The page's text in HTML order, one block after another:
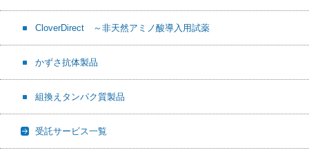
CloverDirect ～非天然アミノ酸導入用試薬
かずさ抗体製品
組換えタンパク質製品
受託サービス一覧